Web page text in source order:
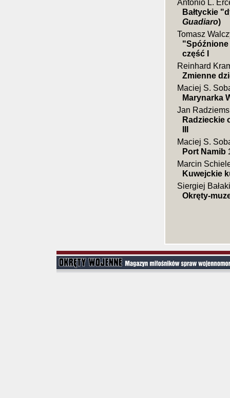
Antonio L.
Bałtyckie
Guadiaro)
Tomasz
część I
Reinhard
Zmienne
Maciej S.
Marynarka
Jan
Radzieckie
III
Maciej S.
Port Namib
Marcin
Kuwejckie
Siergiej
Okręty-